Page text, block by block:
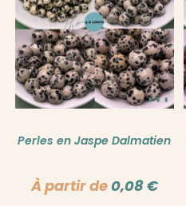
Perles en Jaspe Dalmatien
À partir de 0,08€